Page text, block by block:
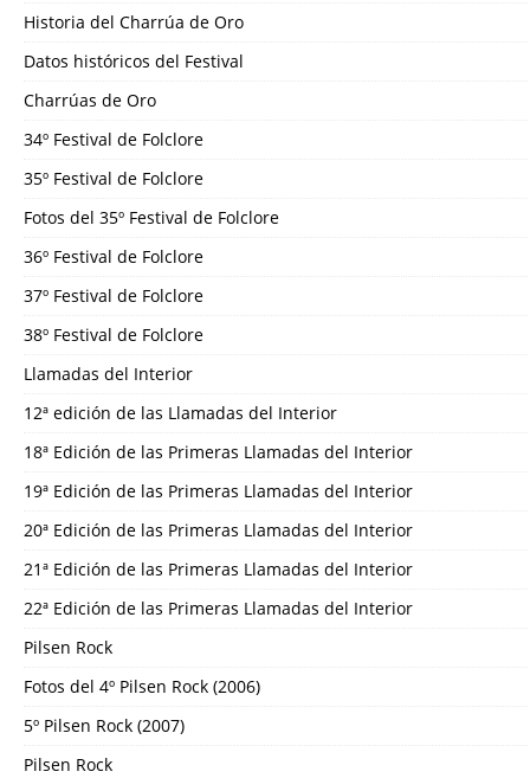
Historia del Charrúa de Oro
Datos históricos del Festival
Charrúas de Oro
34º Festival de Folclore
35º Festival de Folclore
Fotos del 35º Festival de Folclore
36º Festival de Folclore
37º Festival de Folclore
38º Festival de Folclore
Llamadas del Interior
12ª edición de las Llamadas del Interior
18ª Edición de las Primeras Llamadas del Interior
19ª Edición de las Primeras Llamadas del Interior
20ª Edición de las Primeras Llamadas del Interior
21ª Edición de las Primeras Llamadas del Interior
22ª Edición de las Primeras Llamadas del Interior
Pilsen Rock
Fotos del 4º Pilsen Rock (2006)
5º Pilsen Rock (2007)
Pilsen Rock